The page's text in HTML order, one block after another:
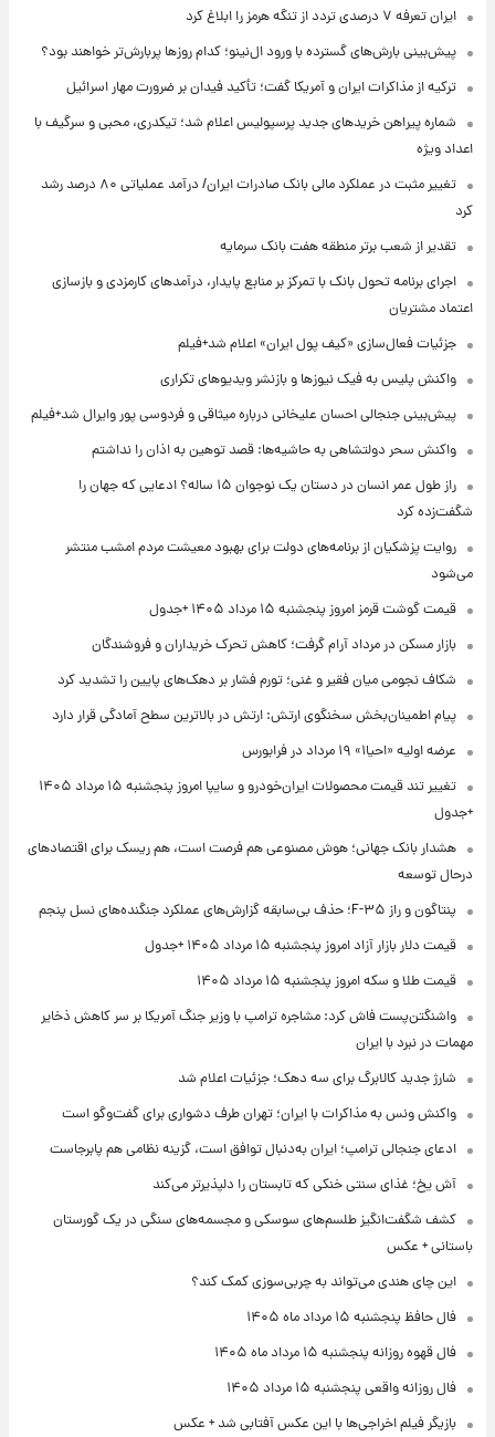
ایران تعرفه ۷ درصدی تردد از تنگه هرمز را ابلاغ کرد
پیش‌بینی بارش‌های گسترده با ورود ال‌نینو؛ کدام روزها پربارش‌تر خواهند بود؟
ترکیه از مذاکرات ایران و آمریکا گفت؛ تأکید فیدان بر ضرورت مهار اسرائیل
شماره پیراهن خریدهای جدید پرسپولیس اعلام شد؛ تیکدری، محبی و سرگیف با
اعداد ویژه
تغییر مثبت در عملکرد مالی بانک صادرات ایران/ درآمد عملیاتی ۸۰ درصد رشد
کرد
تقدیر از شعب برتر منطقه هفت بانک سرمایه
اجرای برنامه تحول بانک با تمرکز بر منابع پایدار، درآمدهای کارمزدی و بازسازی
اعتماد مشتریان
جزئیات فعال‌سازی «کیف پول ایران» اعلام شد+فیلم
واکنش پلیس به فیک نیوزها و بازنشر ویدیوهای تکراری
پیش‌بینی جنجالی احسان علیخانی درباره میثاقی و فردوسی پور وایرال شد+فیلم
واکنش سحر دولتشاهی به حاشیه‌ها: قصد توهین به اذان را نداشتم
راز طول عمر انسان در دستان یک نوجوان ۱۵ ساله؟ ادعایی که جهان را
شگفت‌زده کرد
روایت پزشکیان از برنامه‌های دولت برای بهبود معیشت مردم امشب منتشر
می‌شود
قیمت گوشت قرمز امروز پنجشنبه ۱۵ مرداد ۱۴۰۵ +جدول
بازار مسکن در مرداد آرام گرفت؛ کاهش تحرک خریداران و فروشندگان
شکاف نجومی میان فقیر و غنی؛ تورم فشار بر دهک‌های پایین را تشدید کرد
پیام اطمینان‌بخش سخنگوی ارتش: ارتش در بالاترین سطح آمادگی قرار دارد
عرضه اولیه «احیا۱» ۱۹ مرداد در فرابورس
تغییر تند قیمت محصولات ایران‌خودرو و سایپا امروز پنجشنبه ۱۵ مرداد ۱۴۰۵
+جدول
هشدار بانک جهانی؛ هوش مصنوعی هم فرصت است، هم ریسک برای اقتصادهای
درحال توسعه
پنتاگون و راز F-۳۵؛ حذف بی‌سابقه گزارش‌های عملکرد جنگنده‌های نسل پنجم
قیمت دلار بازار آزاد امروز پنجشنبه ۱۵ مرداد ۱۴۰۵ +جدول
قیمت طلا و سکه امروز پنجشنبه ۱۵ مرداد ۱۴۰۵
واشنگتن‌پست فاش کرد: مشاجره ترامپ با وزیر جنگ آمریکا بر سر کاهش ذخایر
مهمات در نبرد با ایران
شارژ جدید کالابرگ برای سه دهک؛ جزئیات اعلام شد
واکنش ونس به مذاکرات با ایران؛ تهران طرف دشواری برای گفت‌وگو است
ادعای جنجالی ترامپ؛ ایران به‌دنبال توافق است، گزینه نظامی هم پابرجاست
آش یخ؛ غذای سنتی خنکی که تابستان را دلپذیرتر می‌کند
کشف شگفت‌انگیز طلسم‌های سوسکی و مجسمه‌های سنگی در یک گورستان
باستانی + عکس
این چای هندی می‌تواند به چربی‌سوزی کمک کند؟
فال حافظ پنجشنبه ۱۵ مرداد ماه ۱۴۰۵
فال قهوه روزانه پنجشنبه ۱۵ مرداد ماه ۱۴۰۵
فال روزانه واقعی پنجشنبه ۱۵ مرداد ۱۴۰۵
بازیگر فیلم اخراجی‌ها با این عکس آفتابی شد + عکس